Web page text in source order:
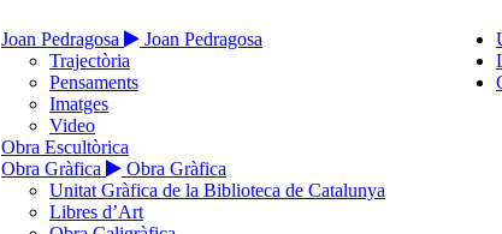
Joan Pedragosa
Joan Pedragosa
Trajectòria
Pensaments
Imatges
Video
Obra Escultòrica
Obra Gràfica
Obra Gràfica
Unitat Gràfica de la Biblioteca de Catalunya
Libres d’Art